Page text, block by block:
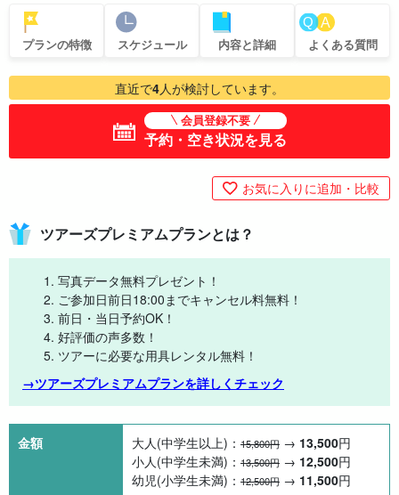
プランの特徴 スケジュール 内容と詳細 よくある質問
直近で4人が検討しています。
会員登録不要
予約・空き状況を見る
お気に入りに追加・比較
ツアーズプレミアムプランとは？
写真データ無料プレゼント！
ご参加日前日18:00までキャンセル料無料！
前日・当日予約OK！
好評価の声多数！
ツアーに必要な用具レンタル無料！
→ツアーズプレミアムプランを詳しくチェック
金額 大人(中学生以上)： 15,800円 → 13,500円
小人(中学生未満)： 13,500円 → 12,500円
幼児(小学生未満)： 12,500円 → 11,500円